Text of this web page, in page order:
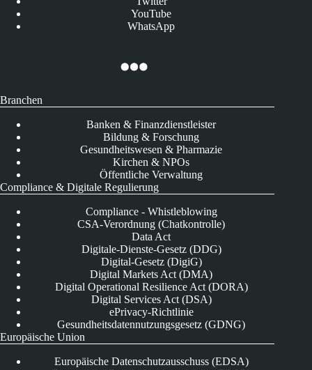
YouTube
WhatsApp
Branchen
Banken & Finanzdienstleister
Bildung & Forschung
Gesundheitswesen & Pharmazie
Kirchen & NPOs
Öffentliche Verwaltung
Compliance & Digitale Regulierung
Compliance - Whistleblowing
CSA-Verordnung (Chatkontrolle)
Data Act
Digitale-Dienste-Gesetz (DDG)
Digital-Gesetz (DigiG)
Digital Markets Act (DMA)
Digital Operational Resilience Act (DORA)
Digital Services Act (DSA)
ePrivacy-Richtlinie
Gesundheitsdatennutzungsgesetz (GDNG)
Europäische Union
Europäische Datenschutzausschuss (EDSA)